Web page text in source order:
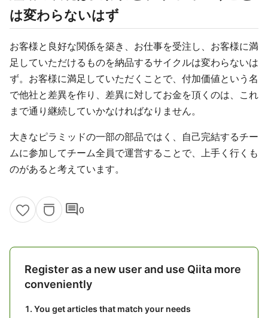
は変わらないはず
お客様と良好な関係を築き、お仕事を受注し、お客様に満
足していただけるものを納品するサイクルは変わらないは
ず。お客様に満足していただくことで、付加価値という名
で他社と差異を作り、差異に対してお金を頂くのは、これ
まで通り継続していかなければなりません。
大きなピラミッドの一部の部品ではく、自己完結するチー
ムに参加してチーム全員で運営することで、上手く行くも
のがあると考えています。
comment0
Register as a new user and use Qiita more
conveniently
You get articles that match your needs